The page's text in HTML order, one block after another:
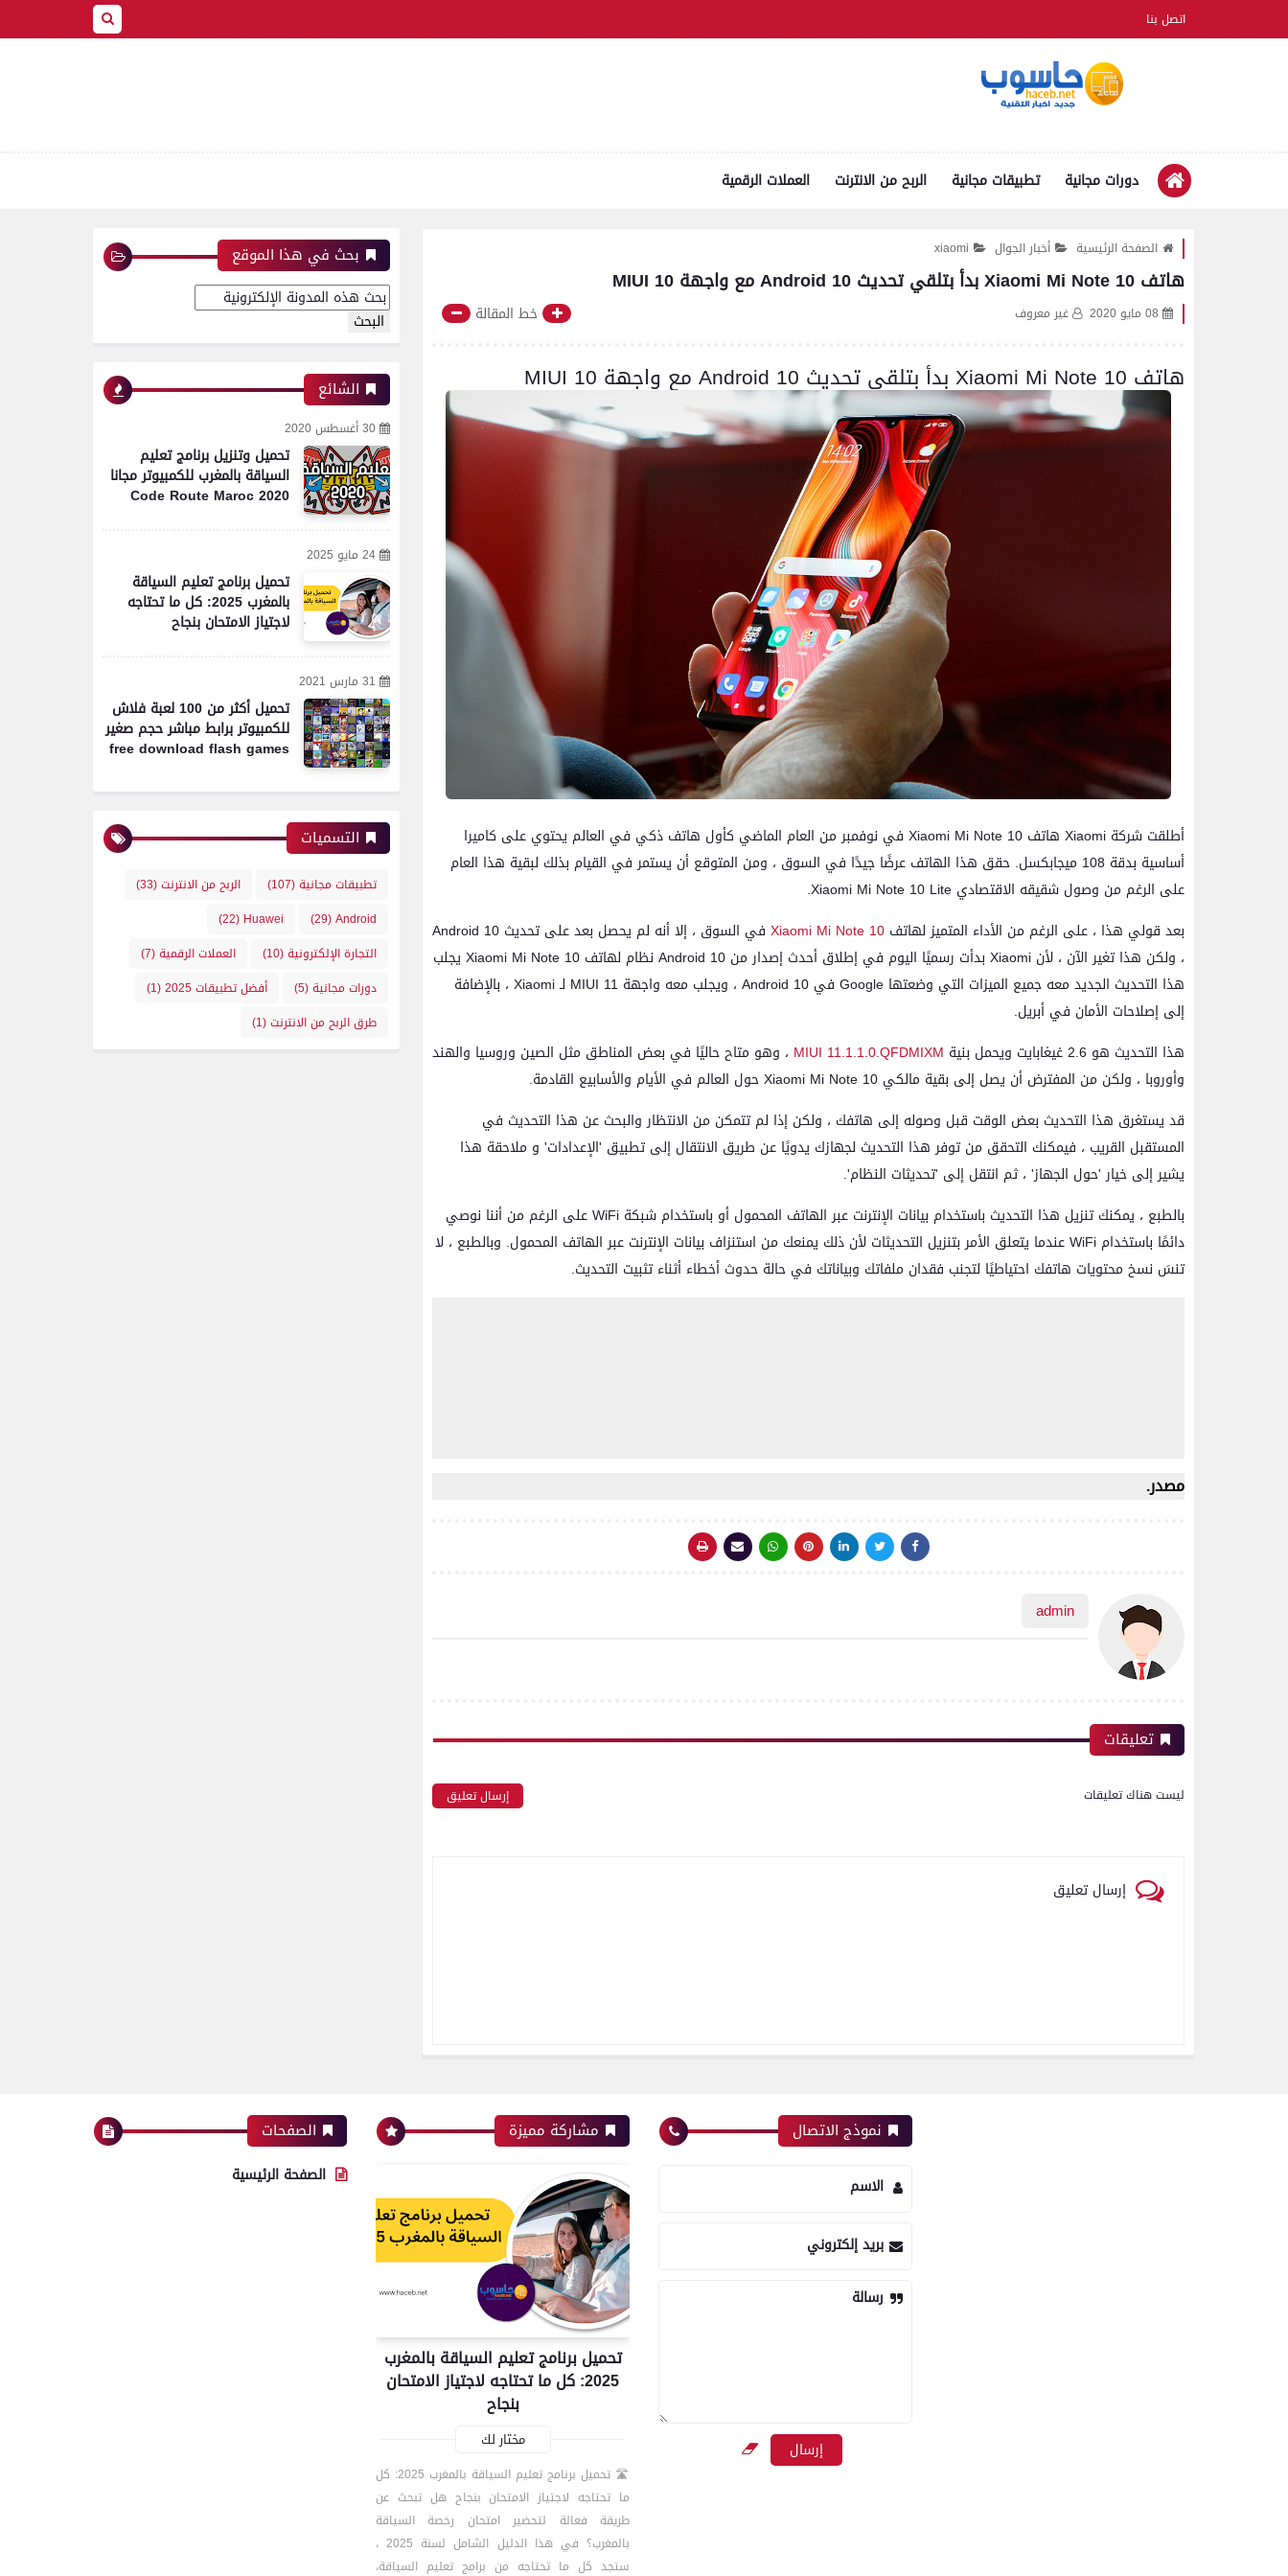
اتصل بنا
دورات مجانية تطبيقات مجانية الربح من الانترنت العملات الرقمية
الصفحة الرئيسية أخبار الجوال xiaomi
هاتف Xiaomi Mi Note 10 بدأ بتلقي تحديث Android 10 مع واجهة MIUI 10
08 مايو 2020 غير معروف خط المقالة
هاتف Xiaomi Mi Note 10 بدأ بتلقي تحديث Android 10 مع واجهة MIUI 10
أطلقت شركة Xiaomi هاتف Xiaomi Mi Note 10 في نوفمبر من العام الماضي كأول هاتف ذكي في العالم يحتوي على كاميرا
أساسية بدقة 108 ميجابكسل. حقق هذا الهاتف عرضًا جيدًا في السوق ، ومن المتوقع أن يستمر في القيام بذلك لبقية هذا العام
على الرغم من وصول شقيقه الاقتصادي Xiaomi Mi Note 10 Lite.
بعد قولي هذا ، على الرغم من الأداء المتميز لهاتف Xiaomi Mi Note 10
في السوق ، إلا أنه لم يحصل بعد على تحديث Android 10
، ولكن هذا تغير الآن ، لأن Xiaomi بدأت رسميًا اليوم في إطلاق أحدث إصدار من Android 10 نظام لهاتف Xiaomi Mi Note 10 يجلب
هذا التحديث الجديد معه جميع الميزات التي وضعتها Google في Android 10 ، ويجلب معه واجهة MIUI 11 لـ Xiaomi ، بالإضافة
إلى إصلاحات الأمان في أبريل.
هذا التحديث هو 2.6 غيغابايت ويحمل بنية
MIUI 11.1.1.0.QFDMIXM ، وهو متاح حاليًا في بعض المناطق مثل الصين وروسيا والهند
وأوروبا ، ولكن من المفترض أن يصل إلى بقية مالكي Xiaomi Mi Note 10 حول العالم في الأيام والأسابيع القادمة.
قد يستغرق هذا التحديث بعض الوقت قبل وصوله إلى هاتفك ، ولكن إذا لم تتمكن من الانتظار والبحث عن هذا التحديث في
المستقبل القريب ، فيمكنك التحقق من توفر هذا التحديث لجهازك يدويًا عن طريق الانتقال إلى تطبيق 'الإعدادات' و ملاحقة هذا
يشير إلى خيار 'حول الجهاز' ، ثم انتقل إلى 'تحديثات النظام'.
بالطبع ، يمكنك تنزيل هذا التحديث باستخدام بيانات الإنترنت عبر الهاتف المحمول أو باستخدام شبكة WiFi على الرغم من أننا نوصي
دائمًا باستخدام WiFi عندما يتعلق الأمر بتنزيل التحديثات لأن ذلك يمنعك من استنزاف بيانات الإنترنت عبر الهاتف المحمول. وبالطبع ، لا
تنسَ نسخ محتويات هاتفك احتياطيًا لتجنب فقدان ملفاتك وبياناتك في حالة حدوث أخطاء أثناء تثبيت التحديث.
مصدر.
admin
تعليقات
ليست هناك تعليقات إرسال تعليق
إرسال تعليق
بحث في هذا الموقع
الشائع
30 أغسطس 2020
تحميل وتنزيل برنامج تعليم
السياقة بالمغرب للكمبيوتر مجانا
Code Route Maroc 2020
24 مايو 2025
تحميل برنامج تعليم السياقة
بالمغرب 2025: كل ما تحتاجه
لاجتياز الامتحان بنجاح
31 مارس 2021
تحميل أكثر من 100 لعبة فلاش
للكمبيوتر برابط مباشر حجم صغير
free download flash games
التسميات
تطبيقات مجانية(107) الربح من الانترنت(33)
Android
(29)
Huawei
(22)
التجارة الإلكترونية(10) العملات الرقمية(7)
دورات مجانية(5) أفضل تطبيقات 2025
(1)
طرق الربح من الانترنت(1)
نموذج الاتصال
الاسم
بريد إلكتروني
رسالة
مشاركة مميزة
تحميل برنامج تعليم السياقة بالمغرب
2025: كل ما تحتاجه لاجتياز الامتحان
بنجاح
مختار لك
🛣️ تحميل برنامج تعليم السياقة بالمغرب 2025: كل
ما تحتاجه لاجتياز الامتحان بنجاح هل تبحث عن
طريقة فعالة لتحضير امتحان رخصة السياقة
بالمغرب؟ في هذا الدليل الشامل لسنة 2025 ،
ستجد كل ما تحتاجه من برامج تعليم السياقة،
الصفحات
الصفحة الرئيسية